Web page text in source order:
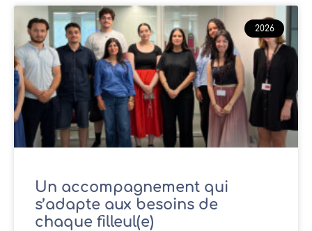
2026
Un accompagnement qui
s’adapte aux besoins de
chaque filleul(e)